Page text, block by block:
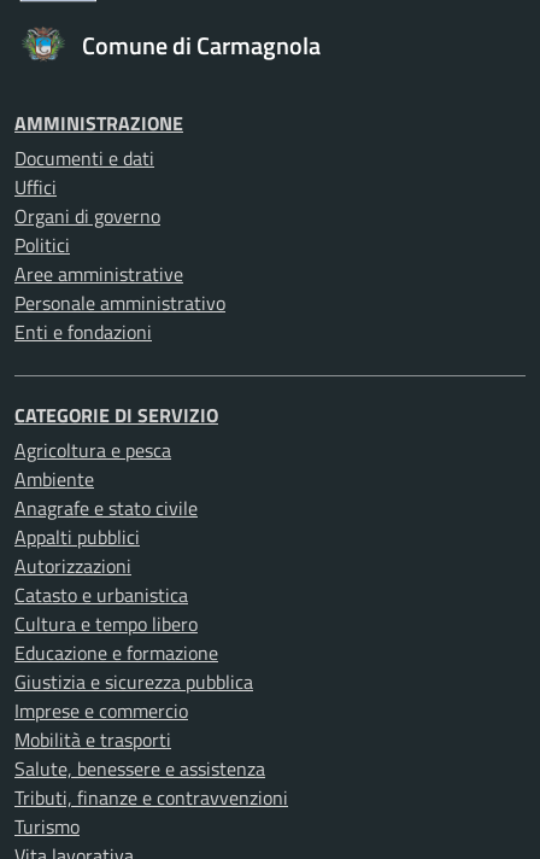
Comune di Carmagnola
AMMINISTRAZIONE
Documenti e dati
Uffici
Organi di governo
Politici
Aree amministrative
Personale amministrativo
Enti e fondazioni
CATEGORIE DI SERVIZIO
Agricoltura e pesca
Ambiente
Anagrafe e stato civile
Appalti pubblici
Autorizzazioni
Catasto e urbanistica
Cultura e tempo libero
Educazione e formazione
Giustizia e sicurezza pubblica
Imprese e commercio
Mobilità e trasporti
Salute, benessere e assistenza
Tributi, finanze e contravvenzioni
Turismo